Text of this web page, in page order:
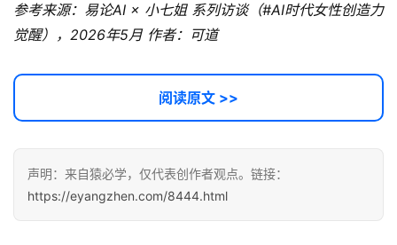
参考来源：易论AI × 小七姐 系列访谈（#AI时代女性创造力
觉醒），2026年5月 作者：可道
阅读原文 >>
声明：来自猿必学，仅代表创作者观点。链接：
https://eyangzhen.com/8444.html